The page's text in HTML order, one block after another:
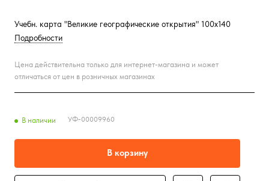
Учебн. карта "Великие географические открытия" 100х140
Подробности
Цена действительна только для интернет-магазина и может
отличаться от цен в розничных магазинах
В наличии УФ-00009960
В корзину